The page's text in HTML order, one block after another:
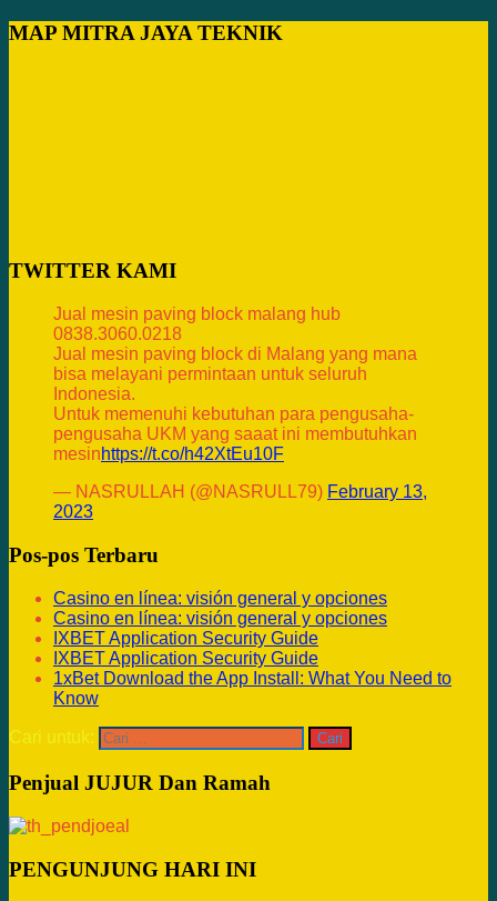
MAP MITRA JAYA TEKNIK
TWITTER KAMI
Jual mesin paving block malang hub
0838.3060.0218
Jual mesin paving block di Malang yang mana
bisa melayani permintaan untuk seluruh
Indonesia.
Untuk memenuhi kebutuhan para pengusaha-
pengusaha UKM yang saaat ini membutuhkan
mesinhttps://t.co/h42XtEu10F
— NASRULLAH (@NASRULL79) February 13,
2023
Pos-pos Terbaru
Casino en línea: visión general y opciones
Casino en línea: visión general y opciones
IXBET Application Security Guide
IXBET Application Security Guide
1xBet Download the App Install: What You Need to
Know
Cari untuk:
Penjual JUJUR Dan Ramah
PENGUNJUNG HARI INI